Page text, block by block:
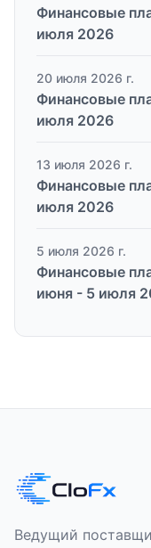
Финансовые
июля 2026
20 июля 2026 г.
Финансовые
июля 2026
13 июля 2026 г.
Финансовые
июля 2026
5 июля 2026 г.
Финансовые
июня - 5 июля
Ведущий